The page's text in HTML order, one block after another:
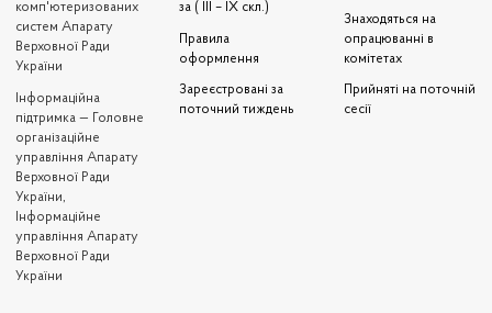
комп'ютеризованих
систем Апарату
Верховної Ради
України
Iнформаційна
підтримка — Головне
організаційне
управління Апарату
Верховної Ради
України,
Інформаційне
управління Апарату
Верховної Ради
України
за ( III – IX скл.)
Правила
оформлення
Зареєстровані за
поточний тиждень
Знаходяться на
опрацюванні в
комітетах
Прийняті на поточній
сесії